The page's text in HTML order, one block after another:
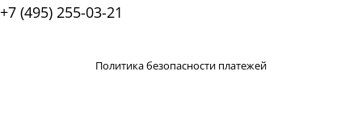
+7 (495) 255-03-21
Политика безопасности платежей